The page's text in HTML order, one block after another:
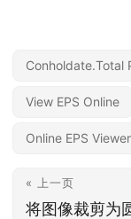
Conholdate.Total
View EPS Online
Online EPS Viewer
« 上一页
将图像裁剪为